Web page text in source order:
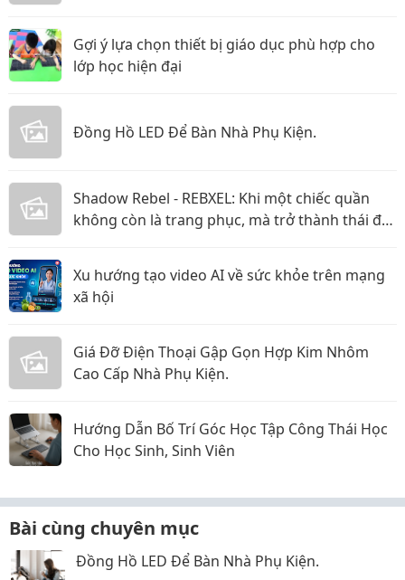
Gợi ý lựa chọn thiết bị giáo dục phù hợp cho
lớp học hiện đại
Đồng Hồ LED Để Bàn Nhà Phụ Kiện.
Shadow Rebel - REBXEL: Khi một chiếc quần
không còn là trang phục, mà trở thành thái độ
Xu hướng tạo video AI về sức khỏe trên mạng
xã hội
Giá Đỡ Điện Thoại Gập Gọn Hợp Kim Nhôm
Cao Cấp Nhà Phụ Kiện.
Hướng Dẫn Bố Trí Góc Học Tập Công Thái Học
Cho Học Sinh, Sinh Viên
Bài cùng chuyên mục
Đồng Hồ LED Để Bàn Nhà Phụ Kiện.